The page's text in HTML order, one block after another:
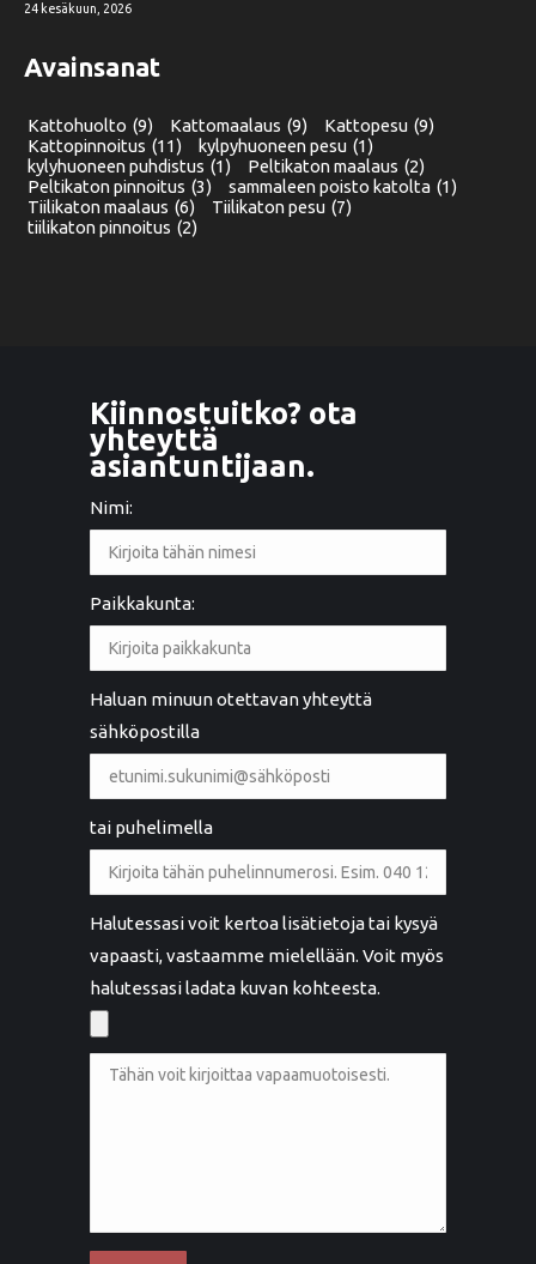
24 kesäkuun, 2026
Avainsanat
Kattohuolto (9) Kattomaalaus (9) Kattopesu (9)
Kattopinnoitus (11) kylpyhuoneen pesu (1)
kylyhuoneen puhdistus (1) Peltikaton maalaus (2)
Peltikaton pinnoitus (3) sammaleen poisto katolta (1)
Tiilikaton maalaus (6) Tiilikaton pesu (7)
tiilikaton pinnoitus (2)
Kiinnostuitko? ota
yhteyttä
asiantuntijaan.
Nimi:
Paikkakunta:
Haluan minuun otettavan yhteyttä
sähköpostilla
tai puhelimella
Halutessasi voit kertoa lisätietoja tai kysyä
vapaasti, vastaamme mielellään. Voit myös
halutessasi ladata kuvan kohteesta.